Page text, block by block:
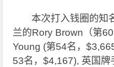
本次打入钱圈的知
兰的Rory Brown（第
Young (第54名，
53名，$4,167), 英国